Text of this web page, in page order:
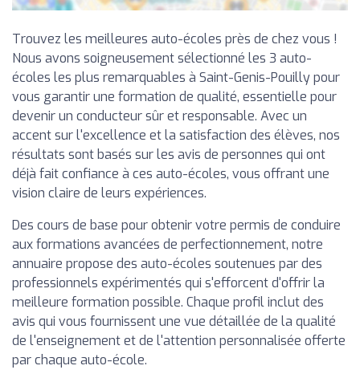
Trouvez les meilleures auto-écoles près de chez vous !
Nous avons soigneusement sélectionné les 3 auto-
écoles les plus remarquables à Saint-Genis-Pouilly pour
vous garantir une formation de qualité, essentielle pour
devenir un conducteur sûr et responsable. Avec un
accent sur l'excellence et la satisfaction des élèves, nos
résultats sont basés sur les avis de personnes qui ont
déjà fait confiance à ces auto-écoles, vous offrant une
vision claire de leurs expériences.
Des cours de base pour obtenir votre permis de conduire
aux formations avancées de perfectionnement, notre
annuaire propose des auto-écoles soutenues par des
professionnels expérimentés qui s'efforcent d'offrir la
meilleure formation possible. Chaque profil inclut des
avis qui vous fournissent une vue détaillée de la qualité
de l'enseignement et de l'attention personnalisée offerte
par chaque auto-école.